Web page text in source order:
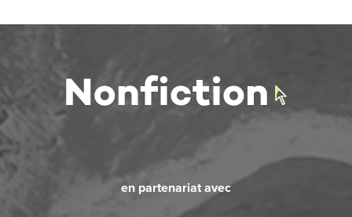
en partenariat avec